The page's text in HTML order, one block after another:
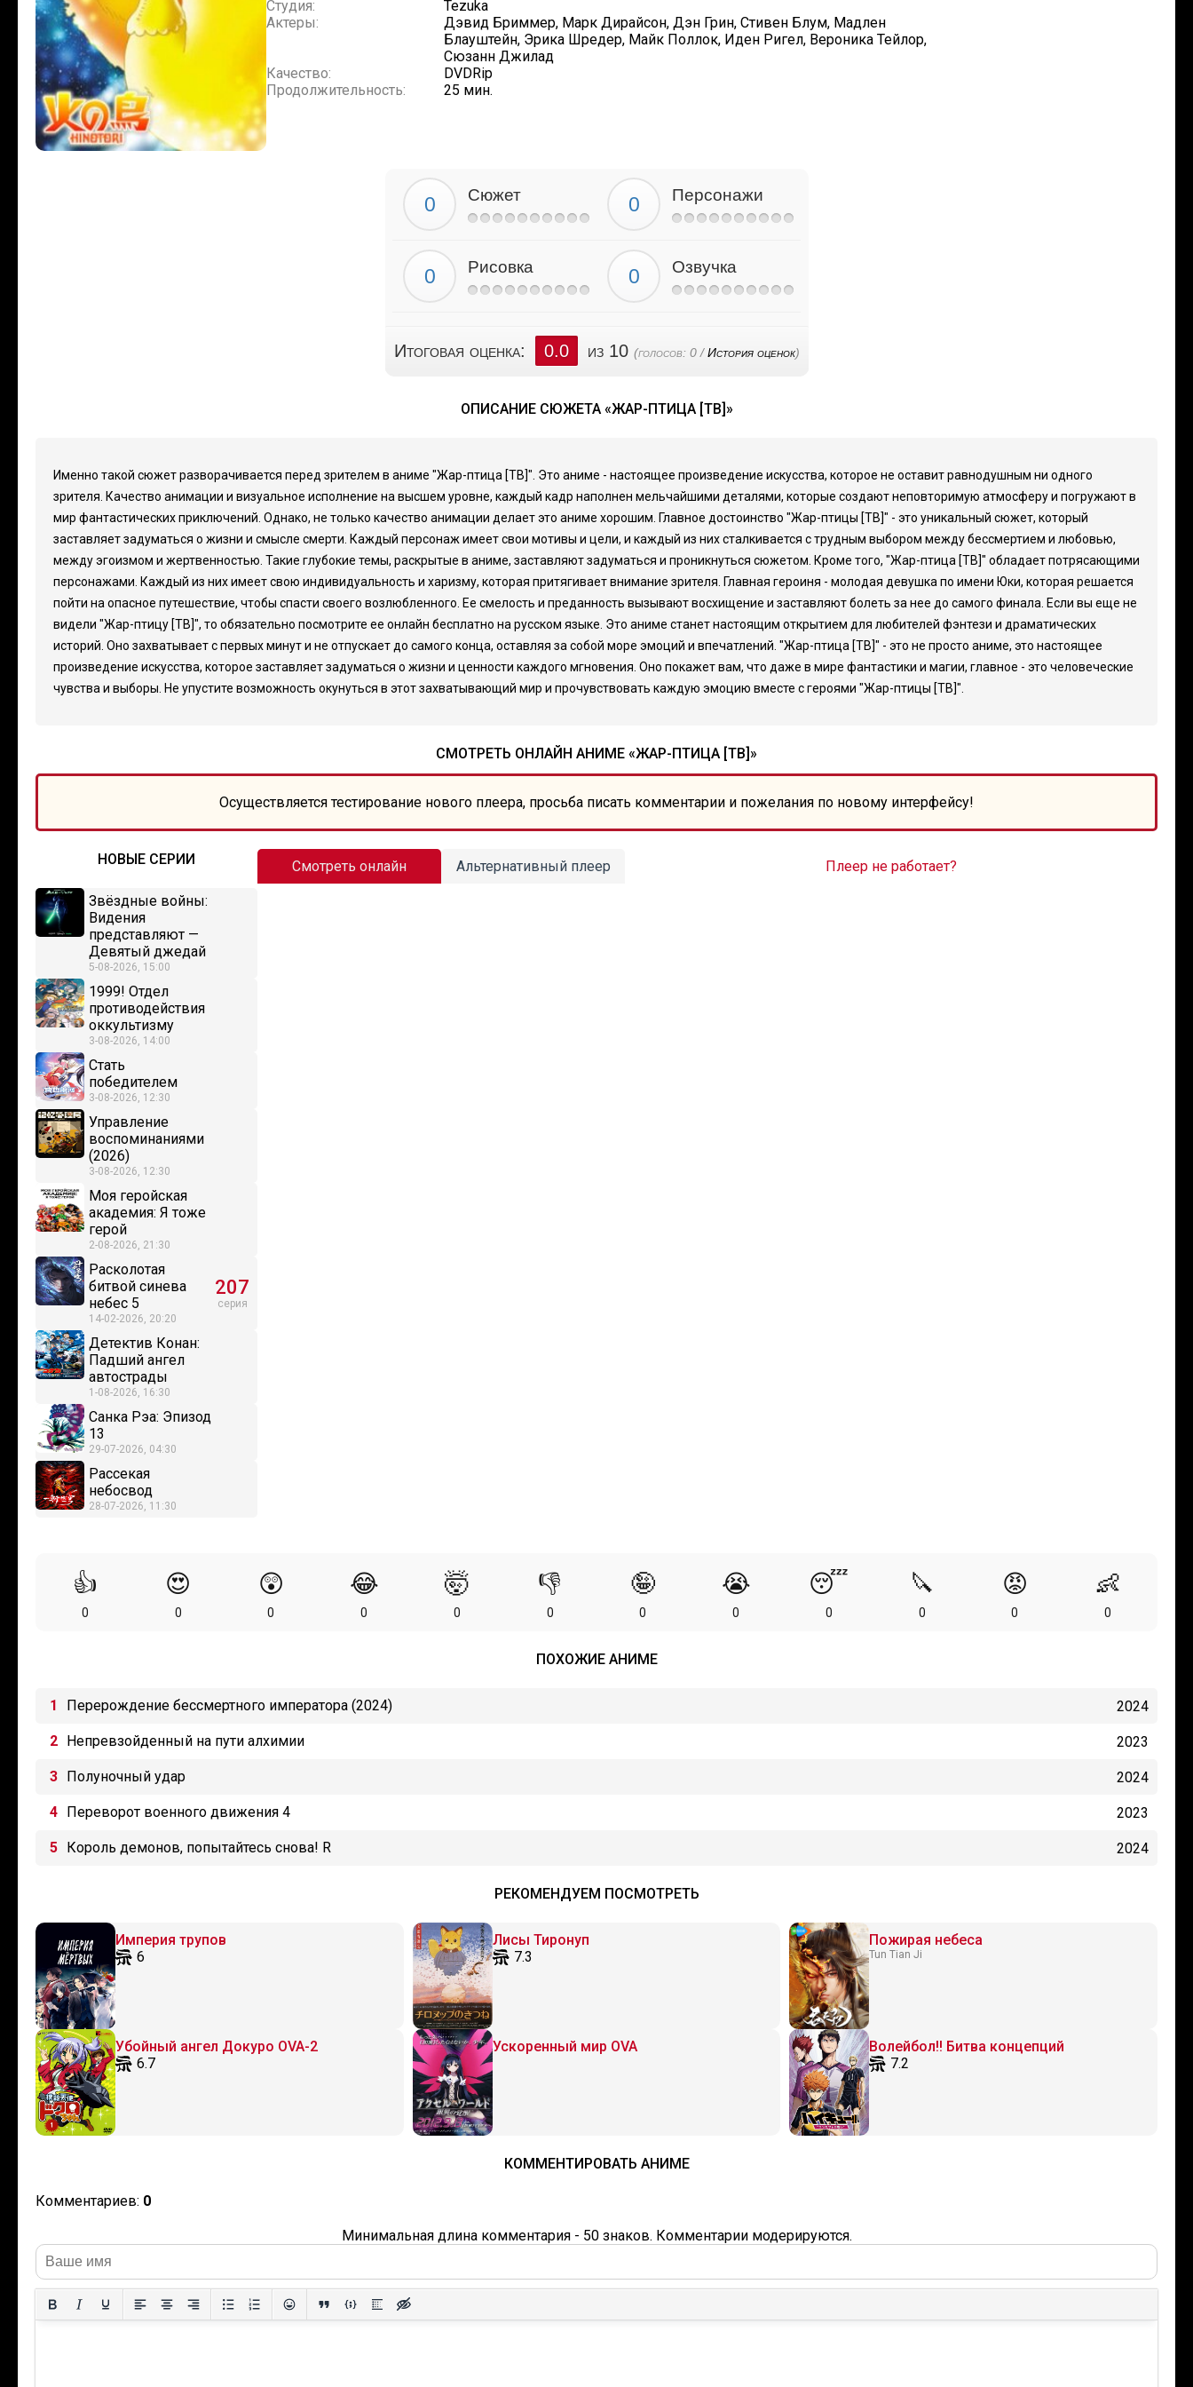
Студия:
Tezuka
Актеры:
Дэвид Бриммер, Марк Дирайсон, Дэн Грин, Стивен Блум, Мадлен
Блауштейн, Эрика Шредер, Майк Поллок, Иден Ригел, Вероника Тейлор,
Сюзанн Джилад
Качество:
DVDRip
Продолжительность:
25 мин.
Сюжет Персонажи
Рисовка Озвучка
Итоговая оценка: 0.0 из 10 (голосов: 0/История оценок)
ОПИСАНИЕ СЮЖЕТА «ЖАР-ПТИЦА [ТВ]»
Именно такой сюжет разворачивается перед зрителем в аниме "Жар-птица [ТВ]". Это аниме - настоящее произведение искусства, которое не оставит равнодушным ни одного
зрителя. Качество анимации и визуальное исполнение на высшем уровне, каждый кадр наполнен мельчайшими деталями, которые создают неповторимую атмосферу и погружают в
мир фантастических приключений. Однако, не только качество анимации делает это аниме хорошим. Главное достоинство "Жар-птицы [ТВ]" - это уникальный сюжет, который
заставляет задуматься о жизни и смысле смерти. Каждый персонаж имеет свои мотивы и цели, и каждый из них сталкивается с трудным выбором между бессмертием и любовью,
между эгоизмом и жертвенностью. Такие глубокие темы, раскрытые в аниме, заставляют задуматься и проникнуться сюжетом. Кроме того, "Жар-птица [ТВ]" обладает потрясающими
персонажами. Каждый из них имеет свою индивидуальность и харизму, которая притягивает внимание зрителя. Главная героиня - молодая девушка по имени Юки, которая решается
пойти на опасное путешествие, чтобы спасти своего возлюбленного. Ее смелость и преданность вызывают восхищение и заставляют болеть за нее до самого финала. Если вы еще не
видели "Жар-птицу [ТВ]", то обязательно посмотрите ее онлайн бесплатно на русском языке. Это аниме станет настоящим открытием для любителей фэнтези и драматических
историй. Оно захватывает с первых минут и не отпускает до самого конца, оставляя за собой море эмоций и впечатлений. "Жар-птица [ТВ]" - это не просто аниме, это настоящее
произведение искусства, которое заставляет задуматься о жизни и ценности каждого мгновения. Оно покажет вам, что даже в мире фантастики и магии, главное - это человеческие
чувства и выборы. Не упустите возможность окунуться в этот захватывающий мир и прочувствовать каждую эмоцию вместе с героями "Жар-птицы [ТВ]".
СМОТРЕТЬ ОНЛАЙН АНИМЕ «ЖАР-ПТИЦА [ТВ]»
Осуществляется тестирование нового плеера, просьба писать комментарии и пожелания по новому интерфейсу!
НОВЫЕ СЕРИИ
Звёздные войны:
Видения
представляют —
Девятый джедай
5-08-2026, 15:00
1999! Отдел
противодействия
оккультизму
3-08-2026, 14:00
Стать
победителем
3-08-2026, 12:30
Управление
воспоминаниями
(2026)
3-08-2026, 12:30
Моя геройская
академия: Я тоже
герой
2-08-2026, 21:30
Расколотая
битвой синева
небес 5
14-02-2026, 20:20
207
серия
Детектив Конан:
Падший ангел
автострады
1-08-2026, 16:30
Санка Рэа: Эпизод
13
29-07-2026, 04:30
Рассекая
небосвод
28-07-2026, 11:30
Смотреть онлайн Альтернативный плеер Плеер не работает?
👍
0
😍
0
😲
0
😂
0
🤯
0
👎
0
🤪
0
😭
0
😴
0
🔪
0
😡
0
👶
0
ПОХОЖИЕ АНИМЕ
Перерождение бессмертного императора (2024) 2024
Непревзойденный на пути алхимии 2023
Полуночный удар 2024
Переворот военного движения 4 2023
Король демонов, попытайтесь снова! R 2024
РЕКОМЕНДУЕМ ПОСМОТРЕТЬ
Империя трупов
6
Лисы Тиронуп
7.3
Пожирая небеса
Tun Tian Ji
Убойный ангел Докуро OVA-2
6.7
Ускоренный мир OVA
Волейбол!! Битва концепций
7.2
КОММЕНТИРОВАТЬ АНИМЕ
Комментариев: 0
Минимальная длина комментария - 50 знаков. Комментарии модерируются.